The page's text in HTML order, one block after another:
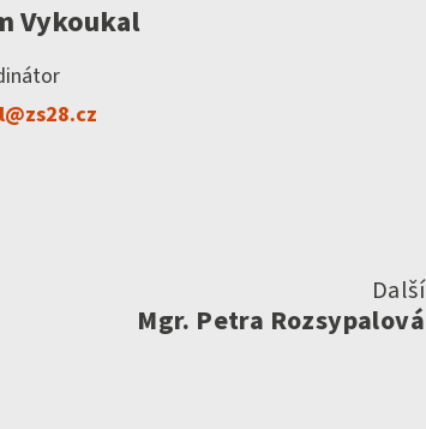
Vykoukal
Další
Mgr. Petra Rozsypalová